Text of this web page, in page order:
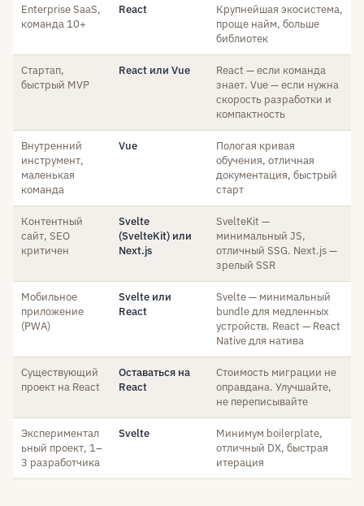
Enterprise SaaS,
команда 10+
React
Крупнейшая экосистема,
проще найм, больше
библиотек
Стартап,
быстрый MVP
React или Vue
React — если команда
знает. Vue — если нужна
скорость разработки и
компактность
Внутренний
инструмент,
маленькая
команда
Vue
Пологая кривая
обучения, отличная
документация, быстрый
старт
Контентный
сайт, SEO
критичен
Svelte
(SvelteKit) или
Next.js
SvelteKit —
минимальный JS,
отличный SSG. Next.js —
зрелый SSR
Мобильное
приложение
(PWA)
Svelte или
React
Svelte — минимальный
bundle для медленных
устройств. React — React
Native для натива
Существующий
проект на React
Оставаться на
React
Стоимость миграции не
оправдана. Улучшайте,
не переписывайте
Экспериментал
ьный проект, 1–
3 разработчика
Svelte
Минимум boilerplate,
отличный DX, быстрая
итерация